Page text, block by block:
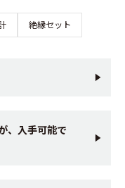
絶縁セット
、入手可能で